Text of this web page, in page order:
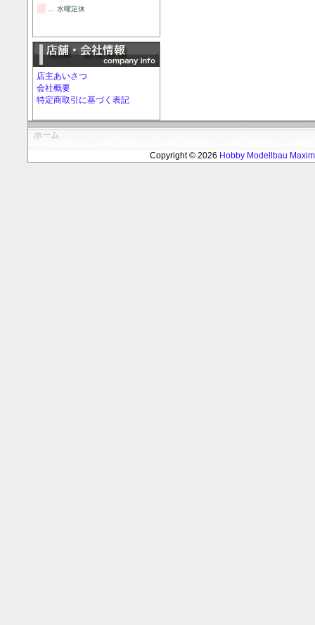
… 水曜定休
店主あいさつ
会社概要
特定商取引に基づく表記
ホーム
Copyright © 2026 Hobby Modellbau